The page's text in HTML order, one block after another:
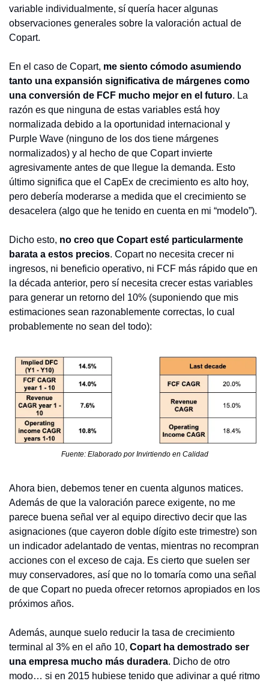
variable individualmente, sí quería hacer algunas
observaciones generales sobre la valoración actual de
Copart.
En el caso de Copart, me siento cómodo asumiendo
tanto una expansión significativa de márgenes como
una conversión de FCF mucho mejor en el futuro. La
razón es que ninguna de estas variables está hoy
normalizada debido a la oportunidad internacional y
Purple Wave (ninguno de los dos tiene márgenes
normalizados) y al hecho de que Copart invierte
agresivamente antes de que llegue la demanda. Esto
último significa que el CapEx de crecimiento es alto hoy,
pero debería moderarse a medida que el crecimiento se
desacelera (algo que he tenido en cuenta en mi “modelo”).
Dicho esto, no creo que Copart esté particularmente
barata a estos precios. Copart no necesita crecer ni
ingresos, ni beneficio operativo, ni FCF más rápido que en
la década anterior, pero sí necesita crecer estas variables
para generar un retorno del 10% (suponiendo que mis
estimaciones sean razonablemente correctas, lo cual
probablemente no sean del todo):
Fuente: Elaborado por Invirtiendo en Calidad
Ahora bien, debemos tener en cuenta algunos matices.
Además de que la valoración parece exigente, no me
parece buena señal ver al equipo directivo decir que las
asignaciones (que cayeron doble dígito este trimestre) son
un indicador adelantado de ventas, mientras no recompran
acciones con el exceso de caja. Es cierto que suelen ser
muy conservadores, así que no lo tomaría como una señal
de que Copart no pueda ofrecer retornos apropiados en los
próximos años.
Además, aunque suelo reducir la tasa de crecimiento
terminal al 3% en el año 10, Copart ha demostrado ser
una empresa mucho más duradera. Dicho de otro
modo… si en 2015 hubiese tenido que adivinar a qué ritmo